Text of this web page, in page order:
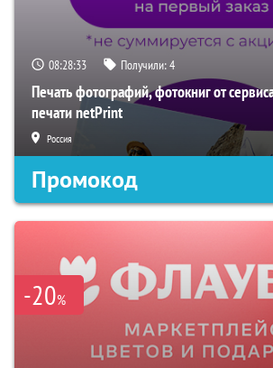
08:28:32 Получили:4
Печать фотографий, фотокниг от
печати netPrint
Россия
Промокод
-20%